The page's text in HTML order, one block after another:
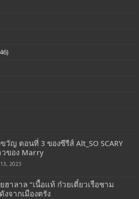
วัญ ตอนที่ 3 ของซีรีส์ Alt_SO SCARY
วของ Marry
2023
ฮาลาล “เนื้อแท้ ก๋วยเตี๋ยวเรือชาม
งจากเมืองตรัง